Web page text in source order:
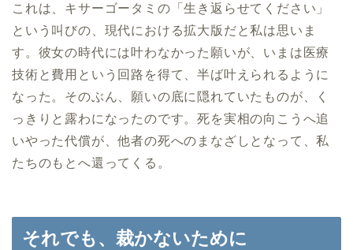
これは、キサーゴータミの「生き返らせてください」
という叫びの、現代における拡大版だと私は思いま
す。彼女の時代には叶わなかった願いが、いまは医療
技術と費用という回路を得て、半ば叶えられるように
なった。そのぶん、願いの底に隠れていたものが、く
っきりと露わになったのです。死を実相の向こうへ追
いやった代償が、他者の死へのまなざしとなって、私
たちのもとへ還ってくる。
それでも、裁かないために